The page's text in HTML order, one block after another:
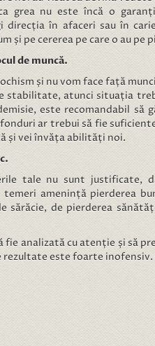
grea nu este încă o
direcția în afaceri sau în
și pe cererea pe care o au pe
de muncă.
și nu vom face față
stabilitate, atunci situația
este recomandabil să
fonduri ar trebui să fie
și vei învăța abilități noi.
tale nu sunt justificate,
amenință pierderea
sărăcie, de pierderea
fie analizată cu atenție și să
este foarte